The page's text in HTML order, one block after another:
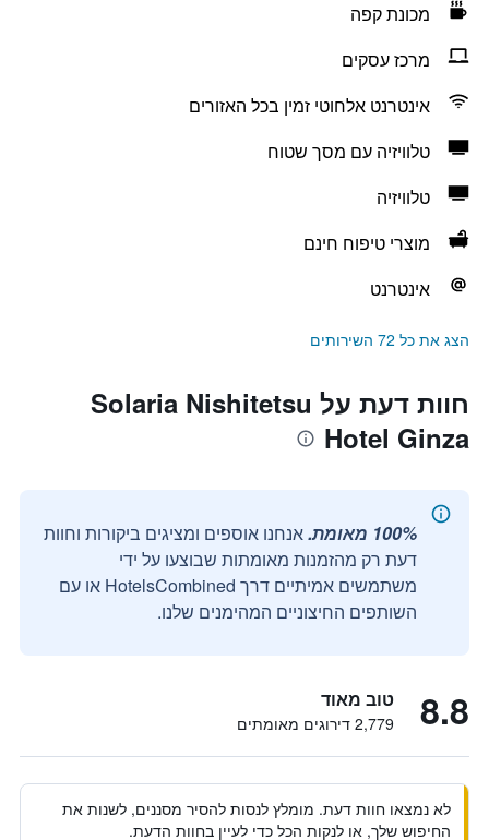
מכונת קפה
מרכז עסקים
אינטרנט אלחוטי זמין בכל האזורים
טלוויזיה עם מסך שטוח
טלוויזיה
מוצרי טיפוח חינם
אינטרנט
הצג את כל 72 השירותים
חוות דעת על Solaria Nishitetsu
Hotel Ginza
100% מאומת.
אנחנו אוספים ומציגים ביקורות וחוות
דעת רק מהזמנות מאומתות שבוצעו על ידי
משתמשים אמיתיים דרך HotelsCombined או עם
השותפים החיצוניים המהימנים שלנו.
8.8 טוב מאוד
2,779 דירוגים מאומתים
לא נמצאו חוות דעת. מומלץ לנסות להסיר מסננים, לשנות את
החיפוש שלך, או לנקות הכל כדי לעיין בחוות הדעת.